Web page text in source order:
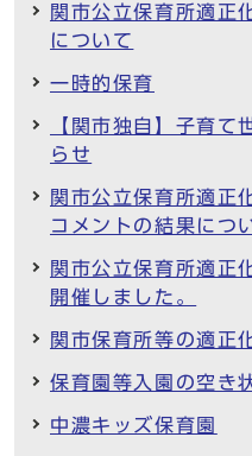
関市公立保育所適正
について
一時的保育
【関市独自】子育て
らせ
関市公立保育所適正
コメントの結果につ
関市公立保育所適正
開催しました。
関市保育所等の適正
保育園等入園の空き
中濃キッズ保育園